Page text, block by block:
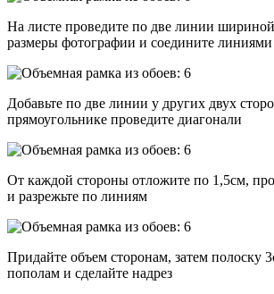
На листе проведите по две линии шириной
размеры фотографии и соедините линиями
Добавьте по две линии у других двух
прямоугольнике проведите диагонали
От каждой стороны отложите по 1,5см,
и разрежьте по линиям
Придайте объем сторонам, затем полоску
пополам и сделайте надрез